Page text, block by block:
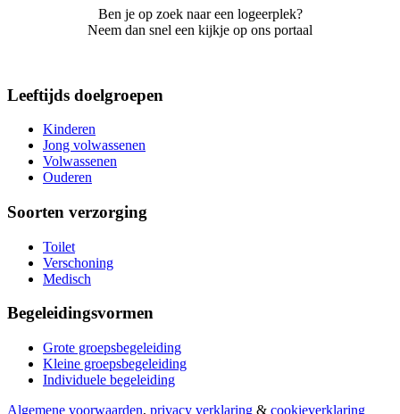
Ben je op zoek naar een logeerplek?
Neem dan snel een kijkje op ons portaal
Leeftijds doelgroepen
Kinderen
Jong volwassenen
Volwassenen
Ouderen
Soorten verzorging
Toilet
Verschoning
Medisch
Begeleidingsvormen
Grote groepsbegeleiding
Kleine groepsbegeleiding
Individuele begeleiding
Algemene voorwaarden, privacy verklaring & cookieverklaring